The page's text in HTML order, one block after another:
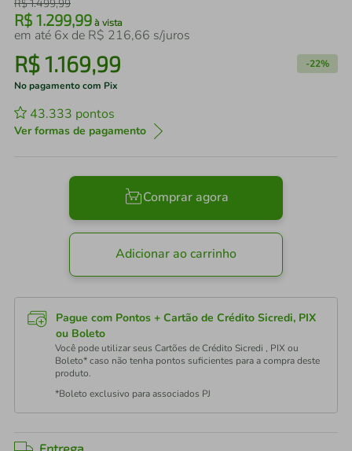
R$1.499,99
R$ 1.299,99 à vista
em até 6x de R$ 216,66 s/juros
R$1.169,99 -22%
No pagamento com Pix
43.333 pontos
Ver formas de pagamento
Comprar agora
Adicionar ao carrinho
Pague com Pontos + Cartão de Crédito Sicredi, PIX
ou Boleto
Você pode utilizar seus Cartões de Crédito Sicredi , PIX ou
Boleto* caso não tenha pontos suficientes para a compra deste
produto.
*Boleto exclusivo para associados PJ